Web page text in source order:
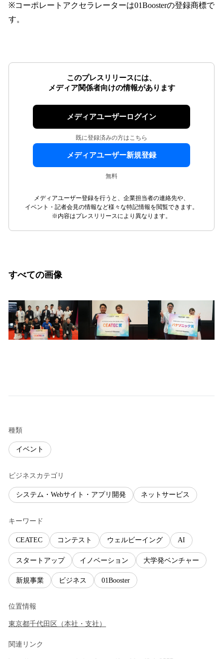
※コーポレートアクセラレーターは01Boosterの登録商標で
す。
このプレスリリースには、
メディア関係者向けの情報があります
メディアユーザーログイン
既に登録済みの方はこちら
メディアユーザー新規登録
無料
メディアユーザー登録を行うと、企業担当者の連絡先や、
イベント・記者会見の情報など様々な特記情報を閲覧できます。
※内容はプレスリリースにより異なります。
すべての画像
種類
イベント
ビジネスカテゴリ
システム・Webサイト・アプリ開発 ネットサービス
キーワード
CEATEC コンテスト ウェルビーイング AI
スタートアップ イノベーション 大学発ベンチャー
新規事業 ビジネス 01Booster
位置情報
東京都千代田区 （本社・支社 ）
関連リンク